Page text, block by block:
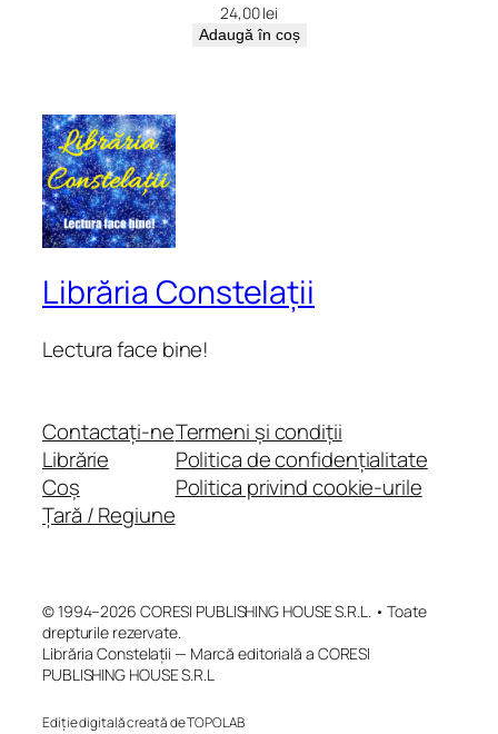
24,00lei
Adaugă în coș
Librăria Constelații
Lectura face bine!
Contactați-ne
Librărie
Coș
Țară / Regiune
Termeni și condiții
Politica de confidențialitate
Politica privind cookie-urile
© 1994–2026 CORESI PUBLISHING HOUSE S.R.L. • Toate
drepturile rezervate.
Librăria Constelații — Marcă editorială a CORESI
PUBLISHING HOUSE S.R.L
Ediție digitală creată de TOPOLAB